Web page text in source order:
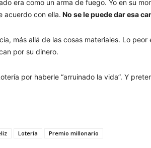
era como un arma de fuego. Yo en su
acuerdo con ella. No se le puede dar esa
más allá de las cosas materiales. Lo
por su dinero.
por haberle “arruinado la vida”. Y
Lotería Premio millonario